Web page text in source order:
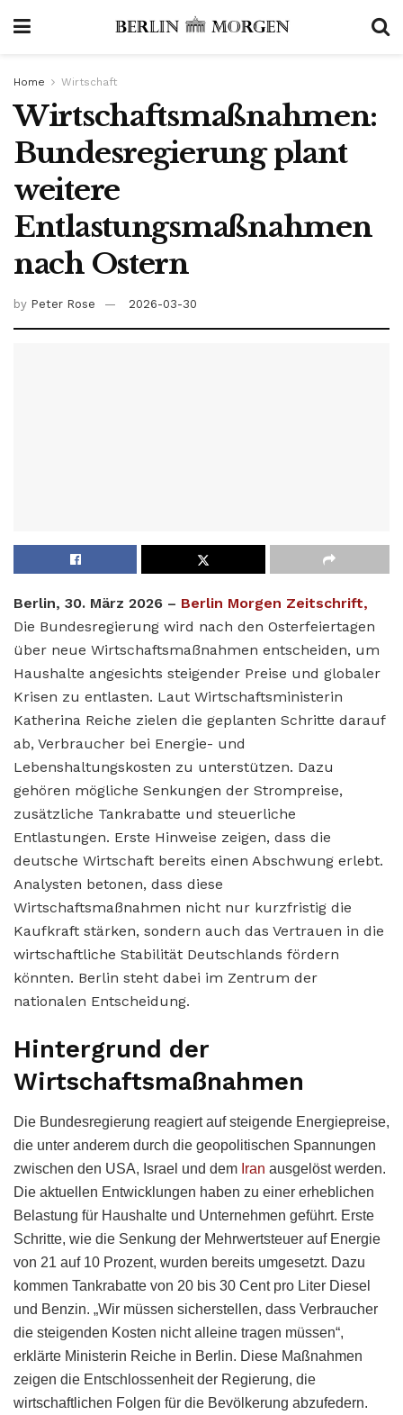
Home Wirtschaft
Wirtschaftsmaßnahmen:
Bundesregierung plant
weitere
Entlastungsmaßnahmen
nach Ostern
by Peter Rose 2026-03-30
Berlin, 30. März 2026 – Berlin Morgen Zeitschrift,
Die Bundesregierung wird nach den Osterfeiertagen
über neue Wirtschaftsmaßnahmen entscheiden, um
Haushalte angesichts steigender Preise und globaler
Krisen zu entlasten. Laut Wirtschaftsministerin
Katherina Reiche zielen die geplanten Schritte darauf
ab, Verbraucher bei Energie- und
Lebenshaltungskosten zu unterstützen. Dazu
gehören mögliche Senkungen der Strompreise,
zusätzliche Tankrabatte und steuerliche
Entlastungen. Erste Hinweise zeigen, dass die
deutsche Wirtschaft bereits einen Abschwung erlebt.
Analysten betonen, dass diese
Wirtschaftsmaßnahmen nicht nur kurzfristig die
Kaufkraft stärken, sondern auch das Vertrauen in die
wirtschaftliche Stabilität Deutschlands fördern
könnten. Berlin steht dabei im Zentrum der
nationalen Entscheidung.
Hintergrund der
Wirtschaftsmaßnahmen
Die Bundesregierung reagiert auf steigende Energiepreise,
die unter anderem durch die geopolitischen Spannungen
zwischen den USA, Israel und dem Iran ausgelöst werden.
Die aktuellen Entwicklungen haben zu einer erheblichen
Belastung für Haushalte und Unternehmen geführt. Erste
Schritte, wie die Senkung der Mehrwertsteuer auf Energie
von 21 auf 10 Prozent, wurden bereits umgesetzt. Dazu
kommen Tankrabatte von 20 bis 30 Cent pro Liter Diesel
und Benzin. „Wir müssen sicherstellen, dass Verbraucher
die steigenden Kosten nicht alleine tragen müssen“,
erklärte Ministerin Reiche in Berlin. Diese Maßnahmen
zeigen die Entschlossenheit der Regierung, die
wirtschaftlichen Folgen für die Bevölkerung abzufedern.